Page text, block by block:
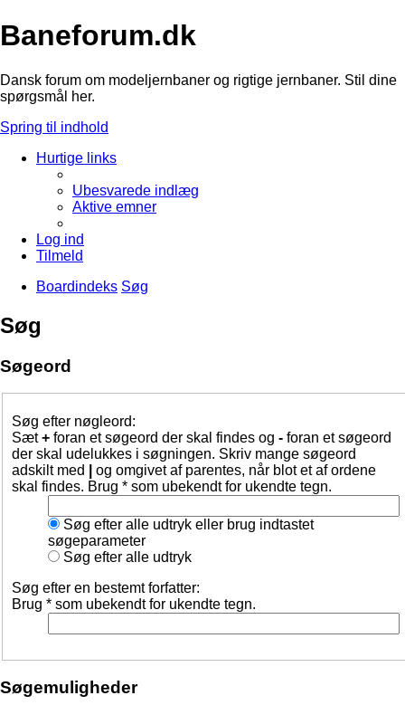
Baneforum.dk
Dansk forum om modeljernbaner og rigtige jernbaner. Stil dine
spørgsmål her.
Spring til indhold
Hurtige links
Ubesvarede indlæg
Aktive emner
Log ind
Tilmeld
Boardindeks Søg
Søg
Søgeord
Søg efter nøgleord:
Sæt+ foran et søgeord der skal findes og - foran et søgeord
der skal udelukkes i søgningen. Skriv mange søgeord
adskilt med
og omgivet af parentes, når blot et af ordene
skal findes. Brug * som ubekendt for ukendte tegn.
Søg efter alle udtryk eller brug indtastet
søgeparameter
Søg efter alle udtryk
Søg efter en bestemt forfatter:
Brug * som ubekendt for ukendte tegn.
Søgemuligheder